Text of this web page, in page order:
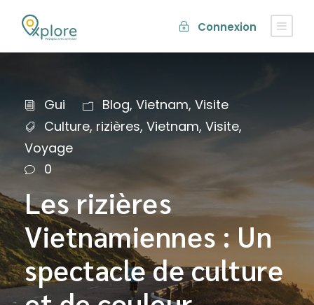
Connexion
Gui Blog, Vietnam, Visite
Culture, rizières, Vietnam, Visite,
Voyage
0
Les rizières
Vietnamiennes : Un
spectacle de culture